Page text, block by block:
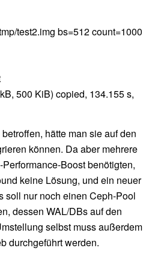
test2.img bs=512 count=1000
500 KiB) copied, 134.155 s,
hätte man sie auf den
können. Da aber mehrere
Boost benötigten,
keine Lösung, und ein neuer
soll nur noch einen Ceph-Pool
dessen WAL/DBs auf den
selbst muss außerdem
durchgeführt werden.